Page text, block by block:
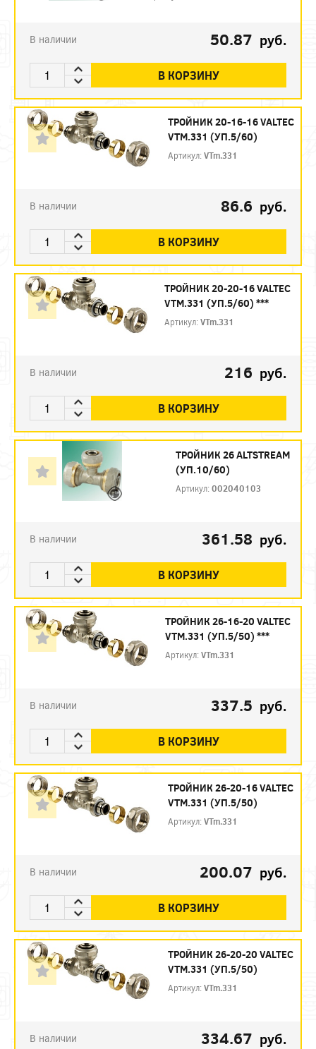
В наличии 50.87 руб.
В КОРЗИНУ
ТРОЙНИК 20-16-16 VALTEC
VTM.331 (УП.5/60)
Артикул:VTm.331
В наличии 86.6 руб.
В КОРЗИНУ
ТРОЙНИК 20-20-16 VALTEC
VTM.331 (УП.5/60) ***
Артикул:VTm.331
В наличии 216 руб.
В КОРЗИНУ
ТРОЙНИК 26 ALTSTREAM
(УП.10/60)
Артикул:002040103
В наличии 361.58 руб.
В КОРЗИНУ
ТРОЙНИК 26-16-20 VALTEC
VTM.331 (УП.5/50) ***
Артикул:VTm.331
В наличии 337.5 руб.
В КОРЗИНУ
ТРОЙНИК 26-20-16 VALTEC
VTM.331 (УП.5/50)
Артикул:VTm.331
В наличии 200.07 руб.
В КОРЗИНУ
ТРОЙНИК 26-20-20 VALTEC
VTM.331 (УП.5/50)
Артикул:VTm.331
В наличии 334.67 руб.